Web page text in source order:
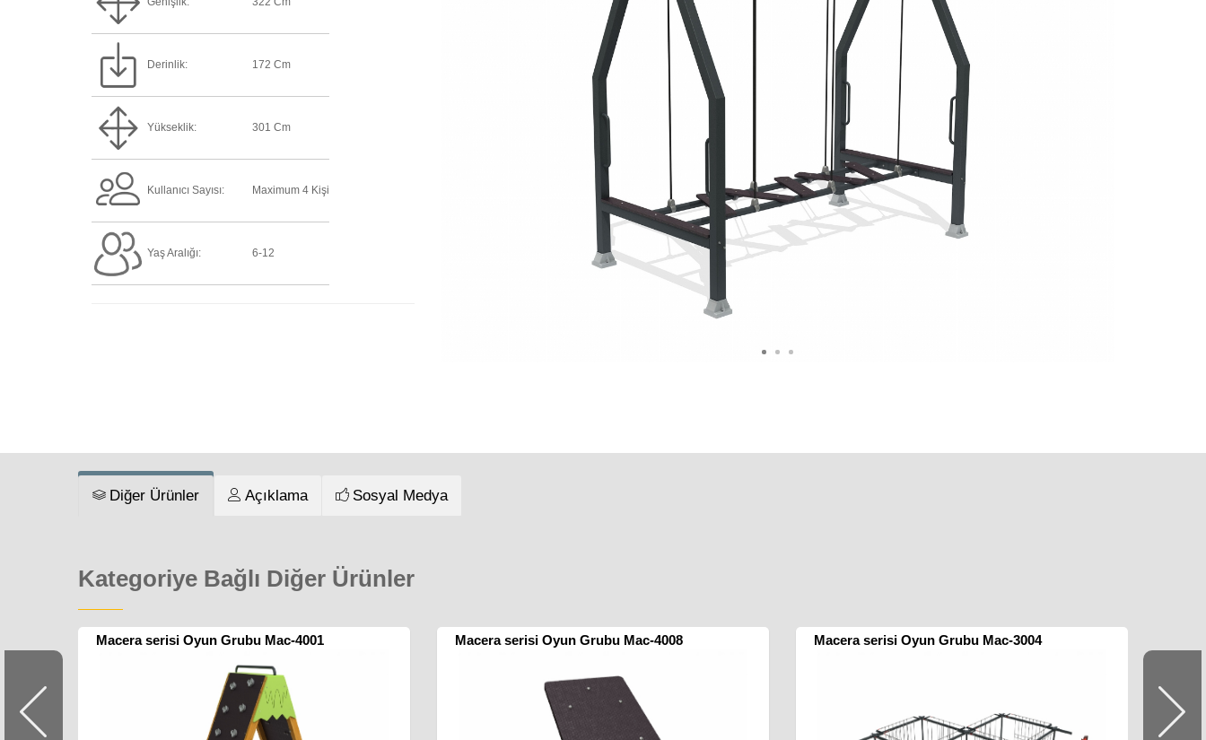
Derinlik: 172 Cm
Yükseklik: 301 Cm
Kullanıcı Sayısı: Maximum 4 Kişi
Yaş Aralığı: 6-12
Diğer Ürünler Açıklama Sosyal Medya
Kategoriye Bağlı Diğer Ürünler
Macera serisi Oyun Grubu Mac-4001 Macera serisi Oyun Grubu Mac-4008 Macera serisi Oyun Grubu Mac-3004